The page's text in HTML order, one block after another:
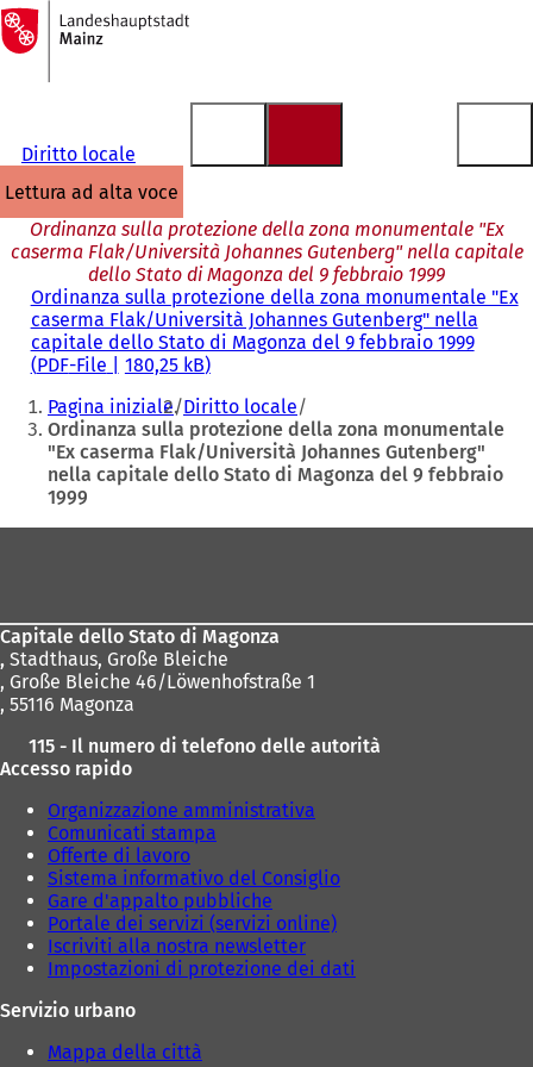
Vai al contenuto
Alla
pagina
iniziale
Diritto locale
lettura ad alta voce
Ordinanza sulla protezione della zona monumentale "Ex
caserma Flak/Università Johannes Gutenberg" nella capitale
dello Stato di Magonza del 9 febbraio 1999
Ordinanza sulla protezione della zona monumentale "Ex
caserma Flak/Università Johannes Gutenberg" nella
capitale dello Stato di Magonza del 9 febbraio 1999
PDF-File 180,25 kB
Siete
qui:
Pagina iniziale Diritto locale
Ordinanza sulla protezione della zona monumentale
"Ex caserma Flak/Università Johannes Gutenberg"
nella capitale dello Stato di Magonza del 9 febbraio
1999
Capitale dello Stato di Magonza
, Stadthaus, Große Bleiche
, Große Bleiche 46/Löwenhofstraße 1
, 55116 Magonza
115 - Il numero di telefono delle autorità
Accesso rapido
Organizzazione amministrativa
Comunicati stampa
Offerte di lavoro
Sistema informativo del Consiglio
Gare d'appalto pubbliche
Portale dei servizi (servizi online)
Iscriviti alla nostra newsletter
Impostazioni di protezione dei dati
Servizio urbano
Mappa della città